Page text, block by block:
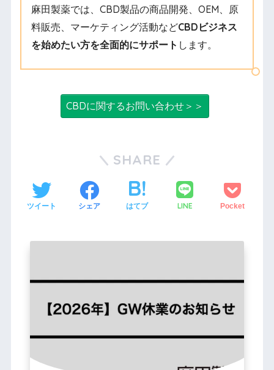
麻田製薬では、CBD製品の商品開発、OEM、原
料販売、マーケティング活動などCBDビジネス
を始めたい方を全面的にサポート します。
CBDに関するお問い合わせ＞＞
SHARE
ツイート シェア はてブ LINE Pocket